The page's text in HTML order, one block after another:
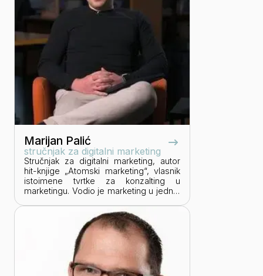
Marijan Palić
stručnjak za digitalni marketing
Stručnjak za digitalni marketing, autor
hit-knjige „Atomski marketing“, vlasnik
istoimene tvrtke za konzalting u
marketingu. Vodio je marketing u jednoj
vodećoj poslovnoj školi u JI Europi –
COTRUGLI Business School. S timom
Overtime osvajač je nagrade za najbolji
medijski projekt ‒ vođenje digitalne
komunikacije tijekom Svjetskoga
rukometnog prvenstva u Kataru.
Predaje na Poslovnom učilištu Experta i